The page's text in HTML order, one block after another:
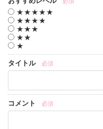
★★★★★
★★★★
★★★
★★
★
タイトル
必須
コメント 必須